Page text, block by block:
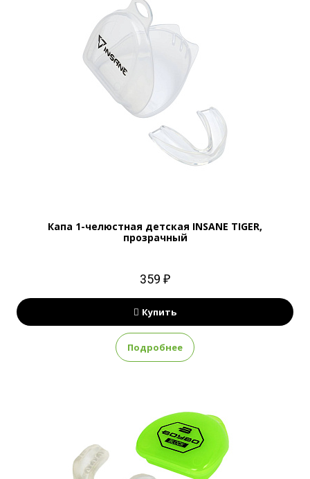
Капа 1-челюстная детская INSANE TIGER,
прозрачный
359 ₽
Купить
Подробнее